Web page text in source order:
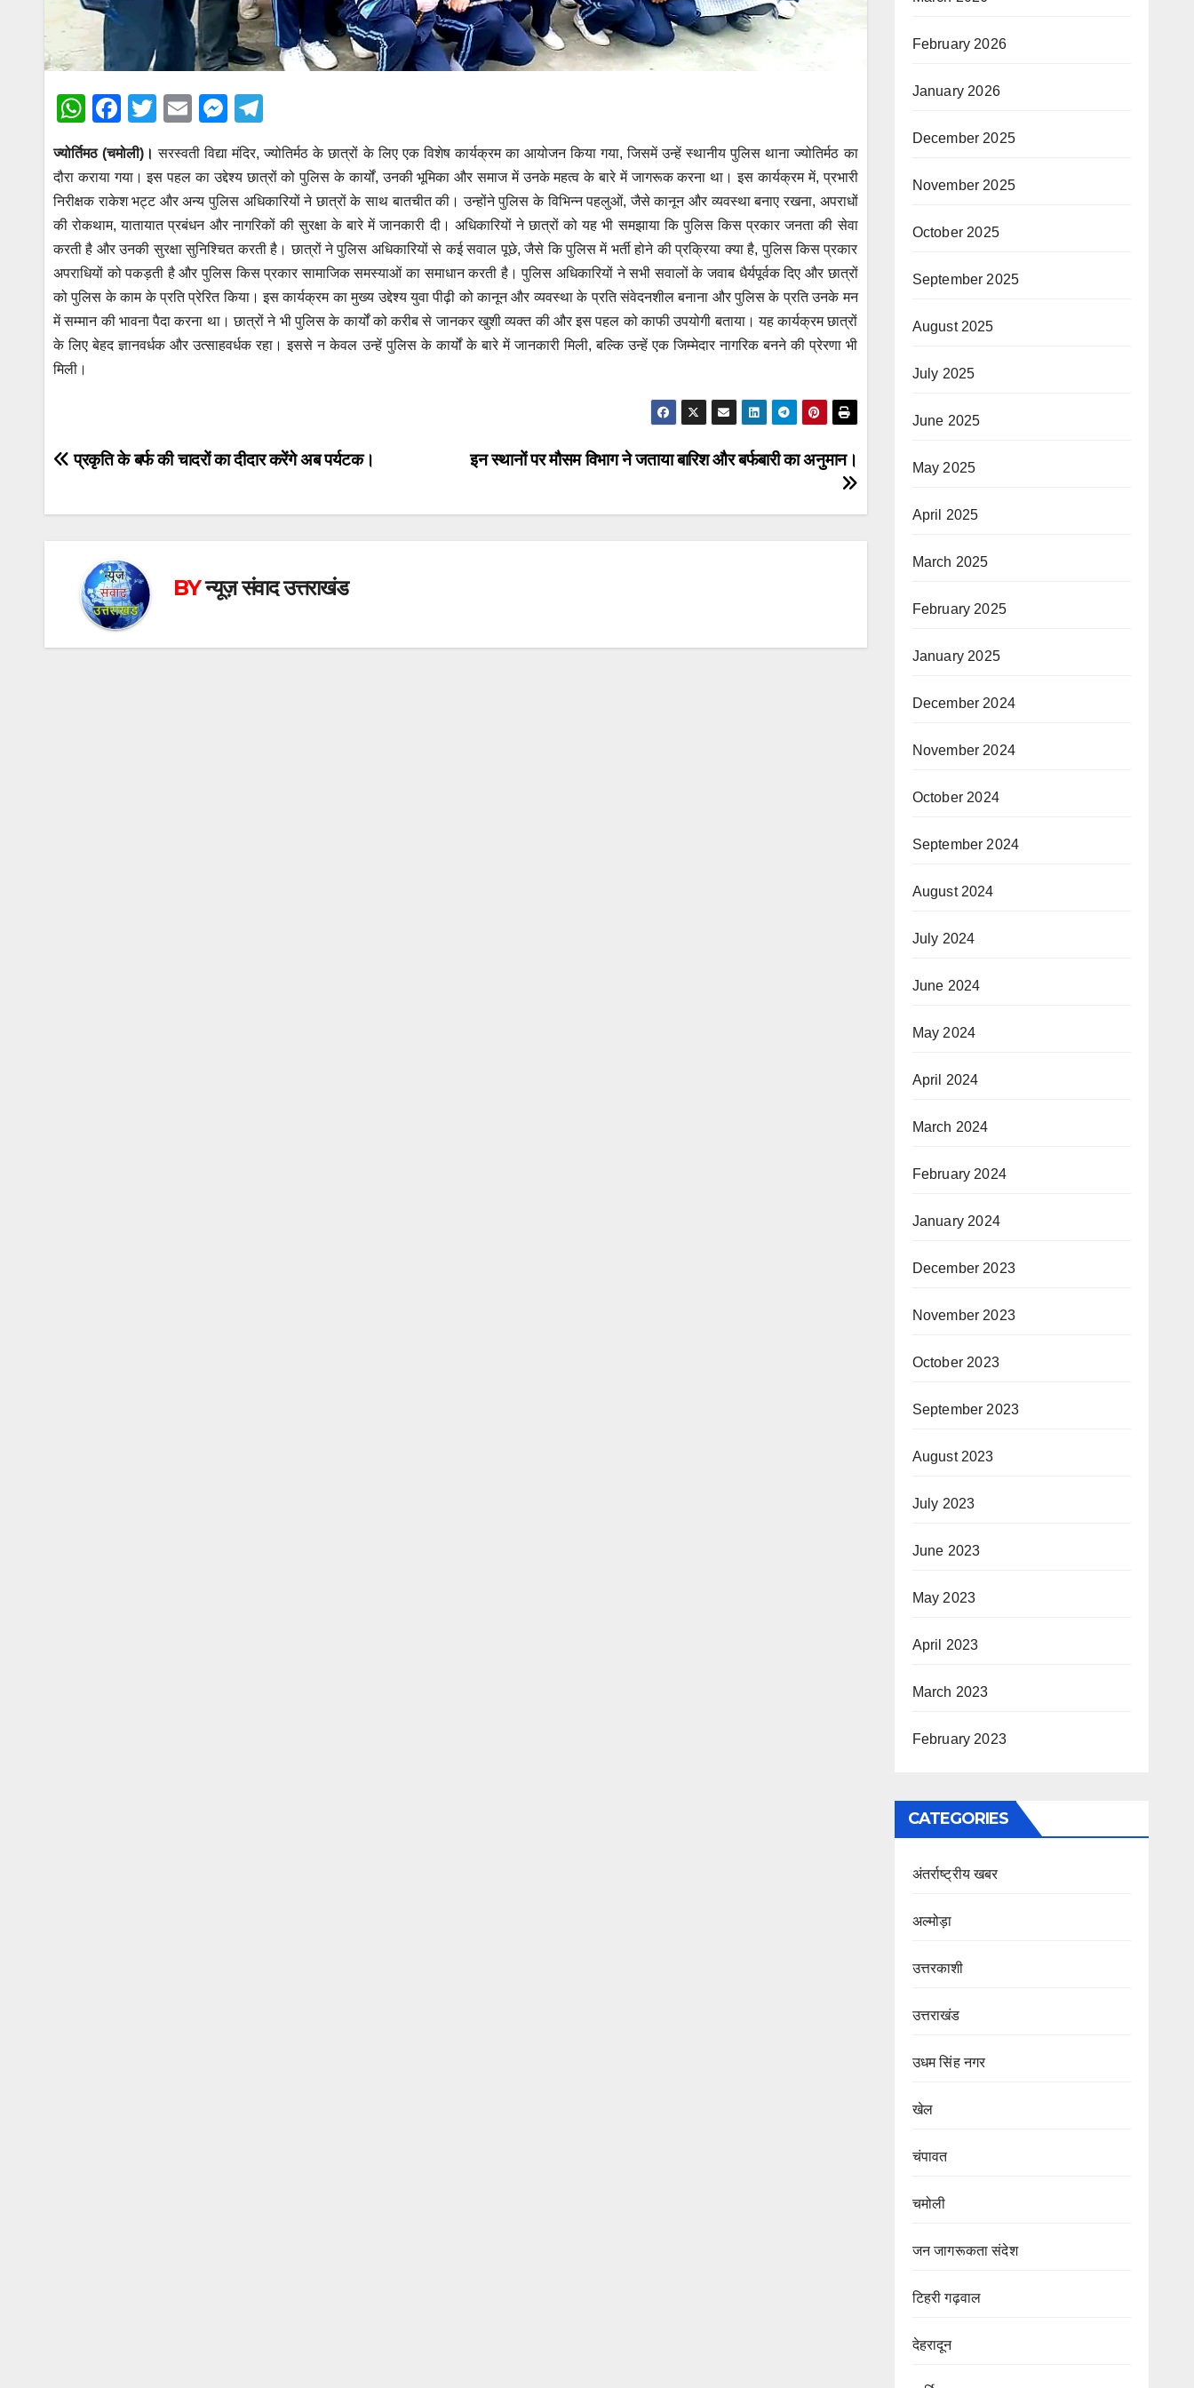
W
at
s
A
p
p
F
a
c
e
b
o
o
k
T
tt
er
E
m
ail
M
e
ss
e
n
g
er
el
e
gr
a
m
ज्योर्तिमठ (चमोली)। सरस्वती विद्या मंदिर, ज्योतिर्मठ के छात्रों के लिए एक विशेष कार्यक्रम का आयोजन किया गया, जिसमें उन्हें स्थानीय पुलिस थाना ज्योतिर्मठ का
दौरा कराया गया। इस पहल का उद्देश्य छात्रों को पुलिस के कार्यों, उनकी भूमिका और समाज में उनके महत्व के बारे में जागरूक करना था। इस कार्यक्रम में, प्रभारी
निरीक्षक राकेश भट्ट और अन्य पुलिस अधिकारियों ने छात्रों के साथ बातचीत की। उन्होंने पुलिस के विभिन्न पहलुओं, जैसे कानून और व्यवस्था बनाए रखना, अपराधों
की रोकथाम, यातायात प्रबंधन और नागरिकों की सुरक्षा के बारे में जानकारी दी। अधिकारियों ने छात्रों को यह भी समझाया कि पुलिस किस प्रकार जनता की सेवा
करती है और उनकी सुरक्षा सुनिश्चित करती है। छात्रों ने पुलिस अधिकारियों से कई सवाल पूछे, जैसे कि पुलिस में भर्ती होने की प्रक्रिया क्या है, पुलिस किस प्रकार
अपराधियों को पकड़ती है और पुलिस किस प्रकार सामाजिक समस्याओं का समाधान करती है। पुलिस अधिकारियों ने सभी सवालों के जवाब धैर्यपूर्वक दिए और छात्रों
को पुलिस के काम के प्रति प्रेरित किया। इस कार्यक्रम का मुख्य उद्देश्य युवा पीढ़ी को कानून और व्यवस्था के प्रति संवेदनशील बनाना और पुलिस के प्रति उनके मन
में सम्मान की भावना पैदा करना था। छात्रों ने भी पुलिस के कार्यों को करीब से जानकर खुशी व्यक्त की और इस पहल को काफी उपयोगी बताया। यह कार्यक्रम छात्रों
के लिए बेहद ज्ञानवर्धक और उत्साहवर्धक रहा। इससे न केवल उन्हें पुलिस के कार्यों के बारे में जानकारी मिली, बल्कि उन्हें एक जिम्मेदार नागरिक बनने की प्रेरणा भी
मिली।
Post
इन स्थानों पर मौसम विभाग ने जताया बारिश और बर्फबारी का अनुमान।
प्रकृति के बर्फ की चादरों का दीदार करेंगे अब पर्यटक।
BYन्यूज़ संवाद उत्तराखंड
February 2026
January 2026
December 2025
November 2025
October 2025
September 2025
August 2025
July 2025
June 2025
May 2025
April 2025
March 2025
February 2025
January 2025
December 2024
November 2024
October 2024
September 2024
August 2024
July 2024
June 2024
May 2024
April 2024
March 2024
February 2024
January 2024
December 2023
November 2023
October 2023
September 2023
August 2023
July 2023
June 2023
May 2023
April 2023
March 2023
February 2023
CATEGORIES
अंतर्राष्ट्रीय खबर
अल्मोड़ा
उत्तरकाशी
उत्तराखंड
उधम सिंह नगर
खेल
चंपावत
चमोली
जन जागरूकता संदेश
टिहरी गढ़वाल
देहरादून